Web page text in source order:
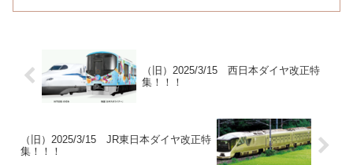
（旧）2025/3/15 西日本ダイヤ改正特
集！！！
（旧）2025/3/15 JR東日本ダイヤ改正特
集！！！